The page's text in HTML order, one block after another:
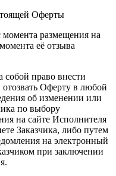
Оферты
размещения на
её отзыва
право внести
Оферту в любой
об изменении или
по выбору
на сайте Исполнителя
Заказчика, либо путем
на электронный
при заключении